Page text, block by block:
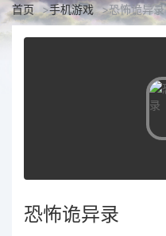
首页 >手机游戏 >恐怖诡异录
恐怖诡异录